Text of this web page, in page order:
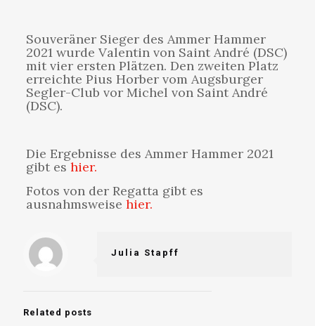
Souveräner Sieger des Ammer Hammer
2021 wurde Valentin von Saint André (DSC)
mit vier ersten Plätzen. Den zweiten Platz
erreichte Pius Horber vom Augsburger
Segler-Club vor Michel von Saint André
(DSC).
Die Ergebnisse des Ammer Hammer 2021
gibt es hier.
Fotos von der Regatta gibt es
ausnahmsweise hier.
Julia Stapff
Related posts